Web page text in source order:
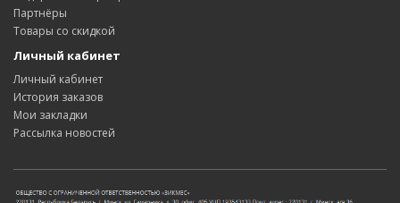
Партнёры
Товары со скидкой
Личный кабинет
Личный кабинет
История заказов
Мои закладки
Рассылка новостей